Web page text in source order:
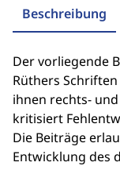
Beschreibung
Der vorliegende
Rüthers
ihnen rechts-
kritisiert
Die Beiträge
Entwicklung des